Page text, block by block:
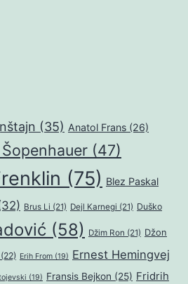
(35) Anatol Frans (26)
(47)
(75) Blez Paskal
Brus Li (21) Dejl Karnegi (21) Duško
(58) Džim Ron (21) Džon
(22) Erih From (19) Ernest Hemingvej
(19) Fransis Bejkon (25) Fridrih